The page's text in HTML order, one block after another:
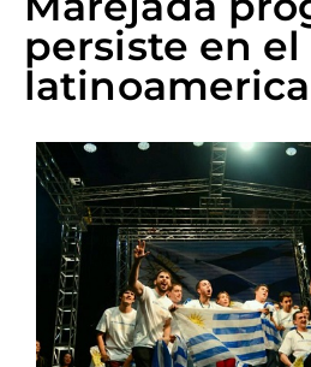
persiste en el